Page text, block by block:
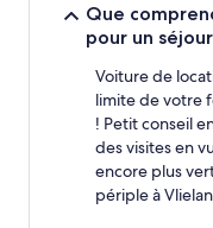
Que
pour un
Voiture de
limite de votre
! Petit conseil
des visites en
encore plus
périple à